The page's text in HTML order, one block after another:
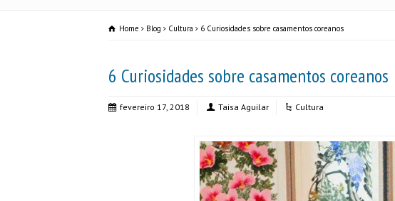
Home Blog Cultura 6 Curiosidades sobre casamentos coreanos
6 Curiosidades sobre casamentos coreanos
fevereiro 17, 2018 Taisa Aguilar Cultura